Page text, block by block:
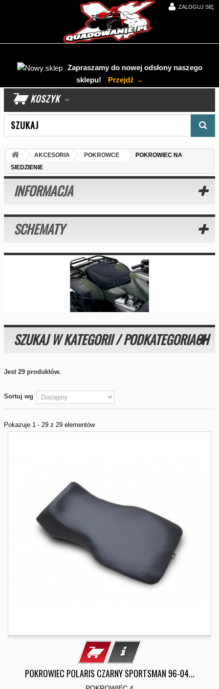
ZALOGUJ SIĘ
Zapraszamy do nowej odsłony naszego
sklepu!
Przejdź →
KOSZYK
AKCESORIA POKROWCE
POKROWIEC NA
SIEDZIENIE
INFORMACJA
SCHEMATY
SZUKAJ W KATEGORII / PODKATEGORIACH
Jest 29 produktów.
Sortuj wg
Pokazuje 1 - 29 z 29 elementów
POKROWIEC POLARIS CZARNY SPORTSMAN 96-04...